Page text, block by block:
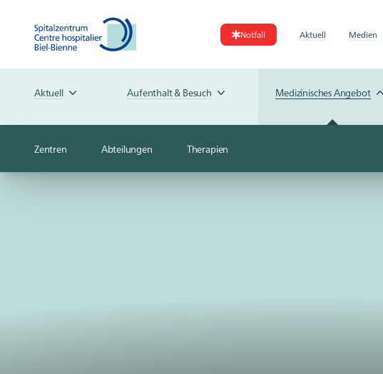
Notfall Aktuell Medien
Aktuell Aufenthalt & Besuch Medizinisches Angebot
Zentren Abteilungen Therapien